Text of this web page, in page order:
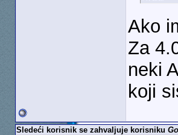
Ako
Za
neki
koji
Sledeći korisnik se zahvaljuje korisniku